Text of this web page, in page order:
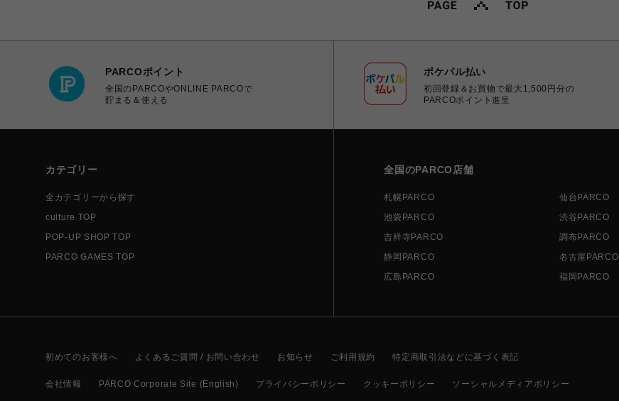
PARCOポイント
全国のPARCOやONLINE PARCOで
貯まる＆使える
ポケパル払い
初回登録＆お買物で最大1,500円分の
PARCOポイント進呈
カテゴリー
全カテゴリーから探す
culture TOP
POP-UP SHOP TOP
PARCO GAMES TOP
全国のPARCO店舗
札幌PARCO 仙台PARCO
池袋PARCO
渋谷PARCO
吉祥寺PARCO
調布PARCO
静岡PARCO
名古屋PARCO
広島PARCO
福岡PARCO
初めてのお客様へ よくあるご質問 / お問い合わせ お知らせ ご利用規約 特定商取引法などに基づく表記
会社情報 PARCO Corporate Site (English) プライバシーポリシー クッキーポリシー ソーシャルメディアポリシー